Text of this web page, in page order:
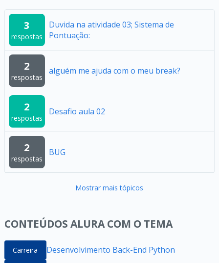
3
respostas
Duvida na atividade 03; Sistema de
Pontuação:
2
respostas
alguém me ajuda com o meu break?
2
respostas
Desafio aula 02
2
respostas
BUG
Mostrar mais tópicos
CONTEÚDOS ALURA COM O TEMA
Carreira Desenvolvimento Back-End Python